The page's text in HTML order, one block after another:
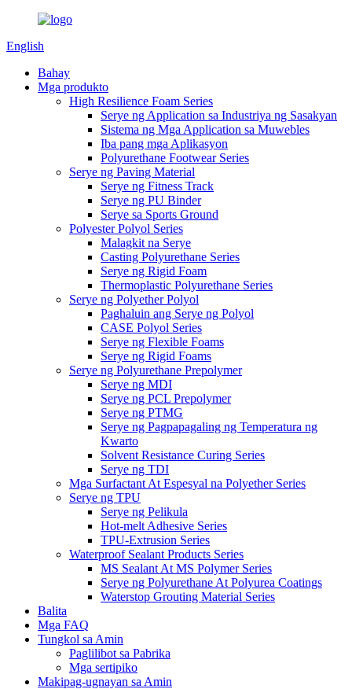
English
Bahay
Mga produkto
High Resilience Foam Series
Serye ng Application sa Industriya ng Sasakyan
Sistema ng Mga Application sa Muwebles
Iba pang mga Aplikasyon
Polyurethane Footwear Series
Serye ng Paving Material
Serye ng Fitness Track
Serye ng PU Binder
Serye sa Sports Ground
Polyester Polyol Series
Malagkit na Serye
Casting Polyurethane Series
Serye ng Rigid Foam
Thermoplastic Polyurethane Series
Serye ng Polyether Polyol
Paghaluin ang Serye ng Polyol
CASE Polyol Series
Serye ng Flexible Foams
Serye ng Rigid Foams
Serye ng Polyurethane Prepolymer
Serye ng MDI
Serye ng PCL Prepolymer
Serye ng PTMG
Serye ng Pagpapagaling ng Temperatura ng
Kwarto
Solvent Resistance Curing Series
Serye ng TDI
Mga Surfactant At Espesyal na Polyether Series
Serye ng TPU
Serye ng Pelikula
Hot-melt Adhesive Series
TPU-Extrusion Series
Waterproof Sealant Products Series
MS Sealant At MS Polymer Series
Serye ng Polyurethane At Polyurea Coatings
Waterstop Grouting Material Series
Balita
Mga FAQ
Tungkol sa Amin
Paglilibot sa Pabrika
Mga sertipiko
Makipag-ugnayan sa Amin